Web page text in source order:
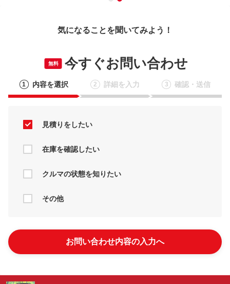
気になることを聞いてみよう！
無料 今すぐお問い合わせ
1 内容を選択 2 詳細を入力 3 確認・送信
見積りをしたい
在庫を確認したい
クルマの状態を知りたい
その他
お問い合わせ内容の入力へ